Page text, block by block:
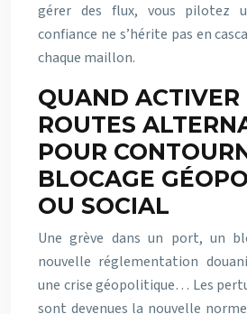
gérer des flux, vous pilotez
confiance ne s’hérite pas en
chaque maillon.
QUAND ACTIVER
ROUTES
POUR
BLOCAGE
OU SOCIAL
Une grève dans un port, un
nouvelle réglementation
une crise géopolitique… Les
sont devenues la nouvelle